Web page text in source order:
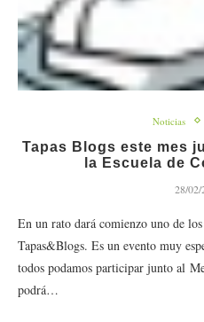
Noticias
Tapas Blogs este mes
la Escuela de
28/02/
En un rato dará comienzo uno de
Tapas&Blogs. Es un evento muy
todos podamos participar junto al
podrá…